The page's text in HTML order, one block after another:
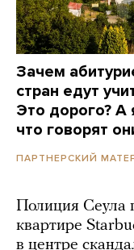
Зачем
стран едут
Это дорого? А
что говорят
ПАРТНЕРСКИЙ
Полиция Сеула
квартире
в центре